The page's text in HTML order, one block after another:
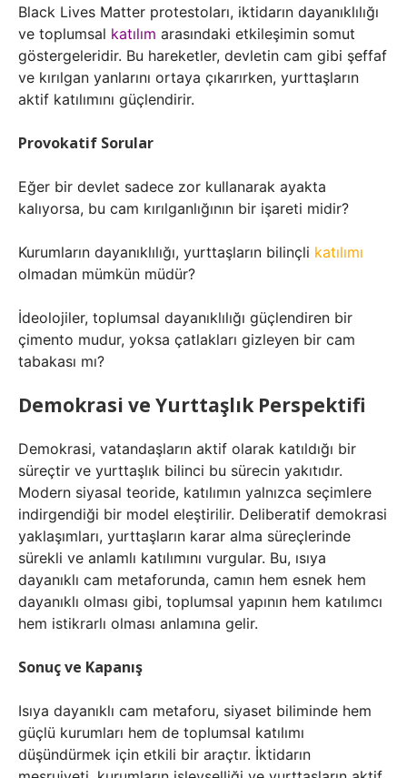
Black Lives Matter protestoları, iktidarın dayanıklılığı
ve toplumsal katılım arasındaki etkileşimin somut
göstergeleridir. Bu hareketler, devletin cam gibi şeffaf
ve kırılgan yanlarını ortaya çıkarırken, yurttaşların
aktif katılımını güçlendirir.
Provokatif Sorular
Eğer bir devlet sadece zor kullanarak ayakta
kalıyorsa, bu cam kırılganlığının bir işareti midir?
Kurumların dayanıklılığı, yurttaşların bilinçli katılımı
olmadan mümkün müdür?
İdeolojiler, toplumsal dayanıklılığı güçlendiren bir
çimento mudur, yoksa çatlakları gizleyen bir cam
tabakası mı?
Demokrasi ve Yurttaşlık Perspektifi
Demokrasi, vatandaşların aktif olarak katıldığı bir
süreçtir ve yurttaşlık bilinci bu sürecin yakıtıdır.
Modern siyasal teoride, katılımın yalnızca seçimlere
indirgendiği bir model eleştirilir. Deliberatif demokrasi
yaklaşımları, yurttaşların karar alma süreçlerinde
sürekli ve anlamlı katılımını vurgular. Bu, ısıya
dayanıklı cam metaforunda, camın hem esnek hem
dayanıklı olması gibi, toplumsal yapının hem katılımcı
hem istikrarlı olması anlamına gelir.
Sonuç ve Kapanış
Isıya dayanıklı cam metaforu, siyaset biliminde hem
güçlü kurumları hem de toplumsal katılımı
düşündürmek için etkili bir araçtır. İktidarın